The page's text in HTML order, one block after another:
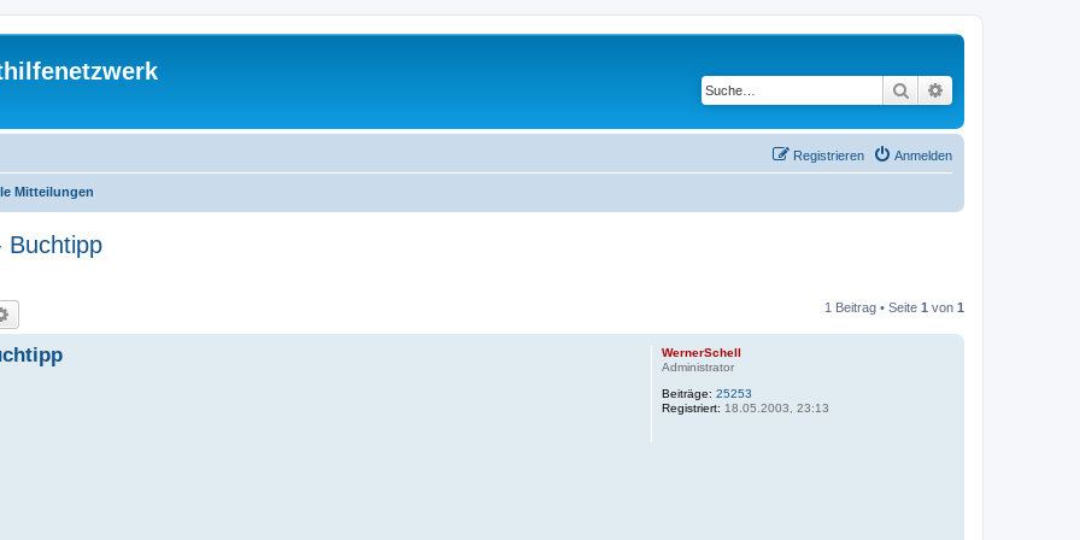
Suche
Anmelden
Registrieren
Mitteilungen
Buchtipp
1 Beitrag • Seite 1 von 1
WernerSchell
Administrator
Beiträge: 25253
Registriert: 18.05.2003, 23:13